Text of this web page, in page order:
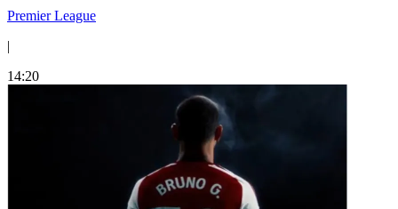
Premier League
|
14:20